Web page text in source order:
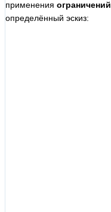
применения ограничений
определённый эскиз: